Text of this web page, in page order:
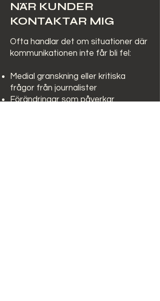
NÄR KUNDER
KONTAKTAR MIG
Ofta handlar det om situationer där
kommunikationen inte får bli fel:
Medial granskning eller kritiska
frågor från journalister
Förändringar som påverkar